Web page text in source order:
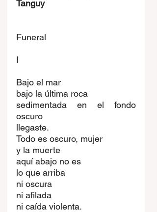
Tanguy
Funeral
I
Bajo el mar
bajo la última roca
sedimentada en el fondo
oscuro
llegaste.
Todo es oscuro, mujer
y la muerte
aquí abajo no es
lo que arriba
ni oscura
ni afilada
ni caída violenta.